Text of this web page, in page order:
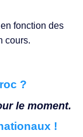
fonction des
cours.
?
le moment.
!